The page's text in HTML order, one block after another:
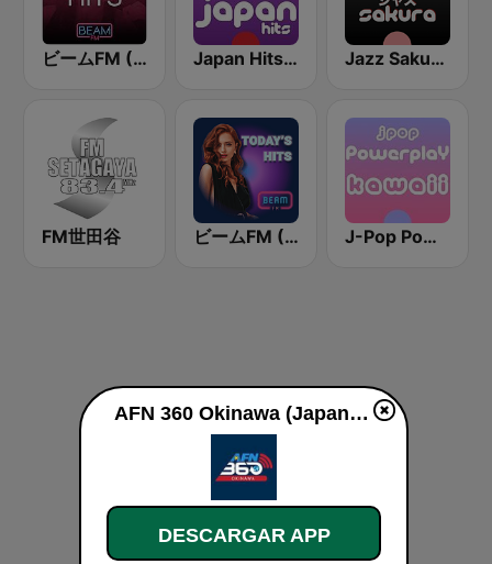
ビームFM (Beam FM) - Adult Hits Japan Hits - Asia DREAM Radio Jazz Sakura - asia DREAM radio
FM世田谷 ビームFM (Beam FM) J-Pop Powerplay Kawaii
AFN 360 Okinawa (Japan Only) en línea
DESCARGAR APP